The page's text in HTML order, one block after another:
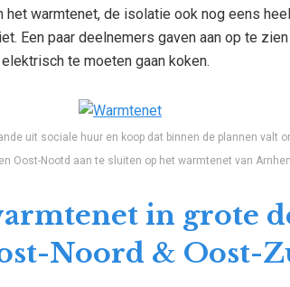
het warmtenet, de isolatie ook nog eens
Een paar deelnemers gaven aan op te
te moeten gaan koken.
uit sociale huur en koop dat binnen de plannen valt
Oost-Nootd aan te sluiten op het warmtenet van
in grote
Noord & Oost-